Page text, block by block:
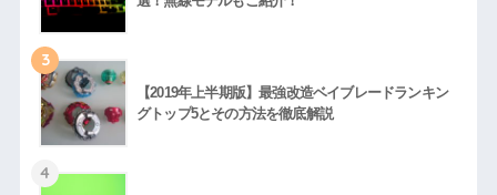
3
【2019年上半期版】最強改造ベイブレードランキン
グトップ5とその方法を徹底解説
4